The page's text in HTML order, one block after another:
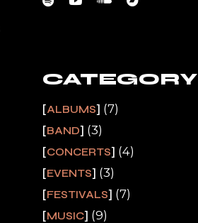
CATEGORY
ALBUMS (7)
BAND (3)
CONCERTS (4)
EVENTS (3)
FESTIVALS (7)
MUSIC (9)